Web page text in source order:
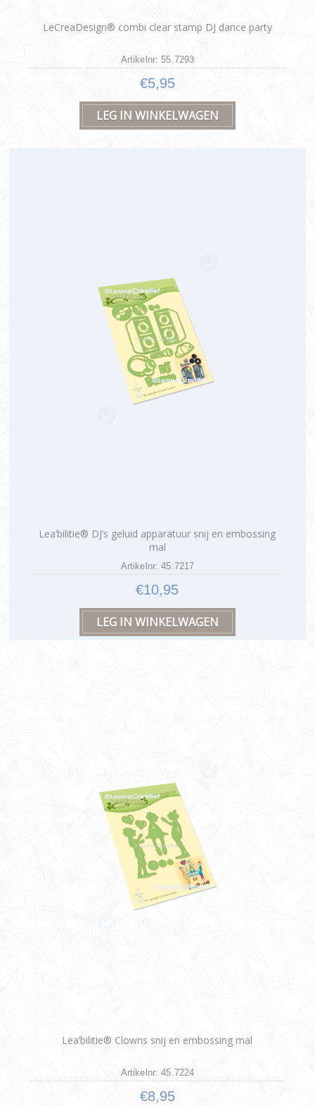
LeCreaDesign® combi clear stamp DJ dance party
Artikelnr: 55.7293
€5,95
Lea’bilitie® DJ’s geluid apparatuur snij en embossing
mal
Artikelnr: 45.7217
€10,95
Lea’bilitie® Clowns snij en embossing mal
Artikelnr: 45.7224
€8,95